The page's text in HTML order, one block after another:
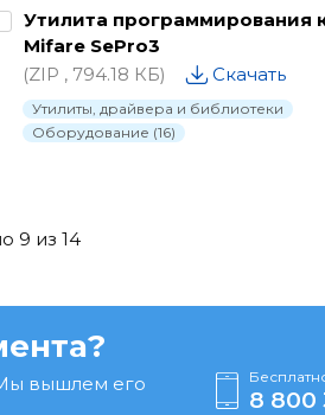
Утилита программирования
Mifare SePro3
(ZIP , 794.18 КБ)
Скачать
Утилиты, драйвера и библиотеки
Оборудование (16)
9 из 14
вышлем его
8 800